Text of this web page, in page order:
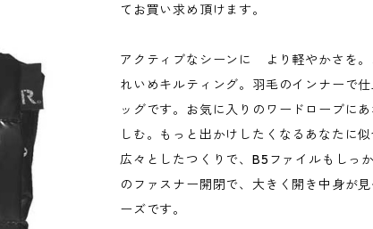
てお買い求め頂けます。
アクティブなシーンに より軽やかさを。
れいめキルティング。羽毛のインナーで
ッグです。お気に入りのワードローブに
しむ。もっと出かけしたくなるあなたに似
広々としたつくりで、B5ファイルもしっ
のファスナー開閉で、大きく開き中身が
ーズです。